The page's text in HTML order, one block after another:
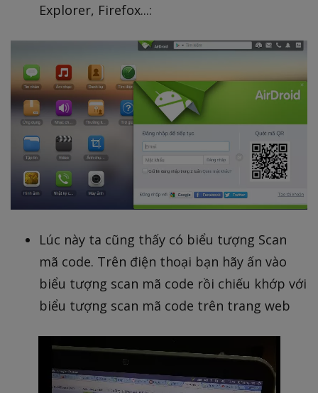
Explorer, Firefox...:
Lúc này ta cũng thấy có biểu tượng Scan
mã code. Trên điện thoại bạn hãy ấn vào
biểu tượng scan mã code rồi chiếu khớp với
biểu tượng scan mã code trên trang web